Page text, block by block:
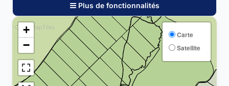
Plus de fonctionnalités
+
−
Carte
Satellite